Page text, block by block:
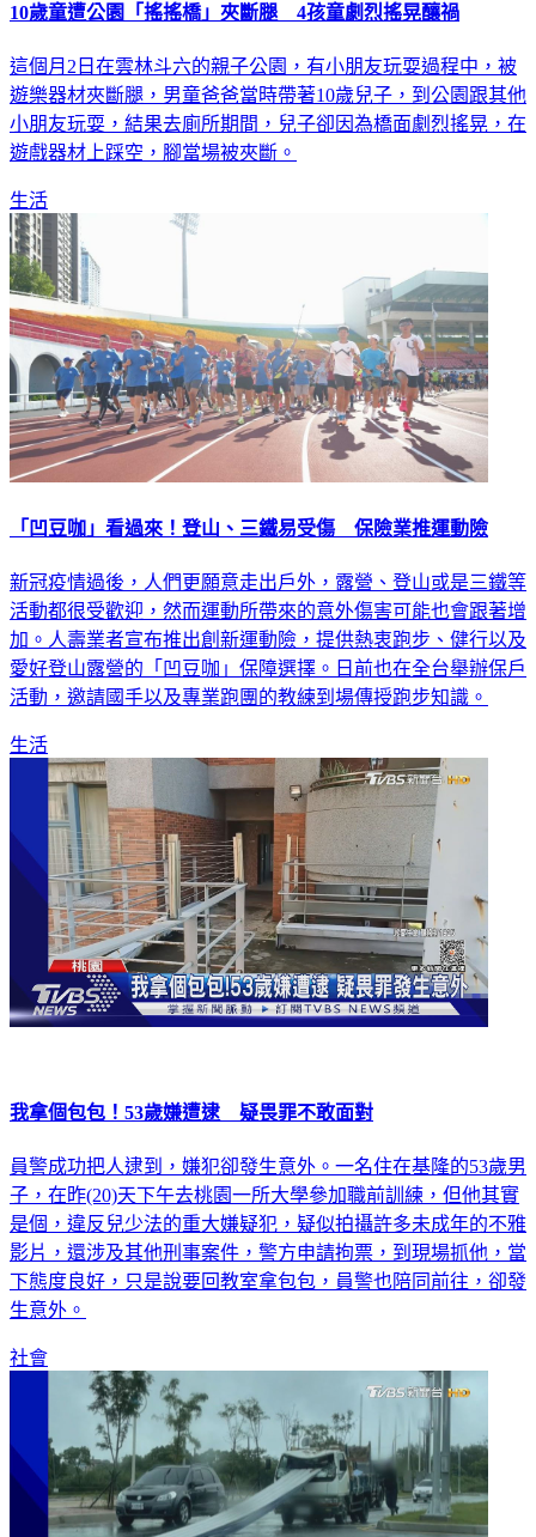
10歲童遭公園「搖搖橋」夾斷腿 4孩童劇烈搖晃釀禍
這個月2日在雲林斗六的親子公園，有小朋友玩耍過程中，被
遊樂器材夾斷腿，男童爸爸當時帶著10歲兒子，到公園跟其他
小朋友玩耍，結果去廁所期間，兒子卻因為橋面劇烈搖晃，在
遊戲器材上踩空，腳當場被夾斷。
生活
「凹豆咖」看過來！登山、三鐵易受傷 保險業推運動險
新冠疫情過後，人們更願意走出戶外，露營、登山或是三鐵等
活動都很受歡迎，然而運動所帶來的意外傷害可能也會跟著增
加。人壽業者宣布推出創新運動險，提供熱衷跑步、健行以及
愛好登山露營的「凹豆咖」保障選擇。日前也在全台舉辦保戶
活動，邀請國手以及專業跑團的教練到場傳授跑步知識。
生活
我拿個包包！53歲嫌遭逮 疑畏罪不敢面對
員警成功把人逮到，嫌犯卻發生意外。一名住在基隆的53歲男
子，在昨(20)天下午去桃園一所大學參加職前訓練，但他其實
是個，違反兒少法的重大嫌疑犯，疑似拍攝許多未成年的不雅
影片，還涉及其他刑事案件，警方申請拘票，到現場抓他，當
下態度良好，只是說要回教室拿包包，員警也陪同前往，卻發
生意外。
社會